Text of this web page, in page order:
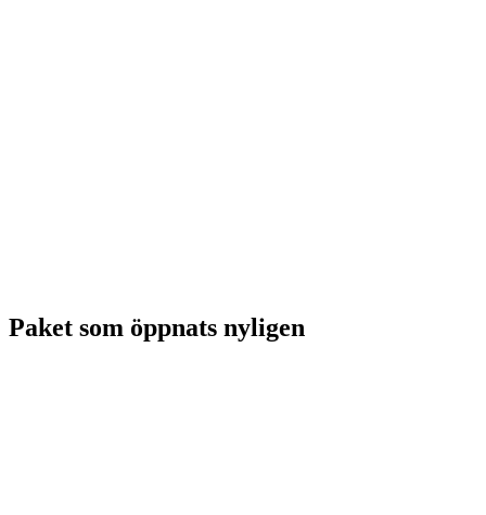
Paket som öppnats nyligen